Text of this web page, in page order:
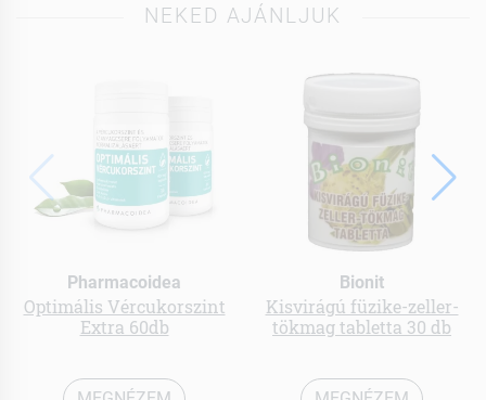
NEKED AJÁNLJUK
Pharmacoidea
Optimális Vércukorszint
Extra 60db
Bionit
Kisvirágú füzike-zeller-
tökmag tabletta 30 db